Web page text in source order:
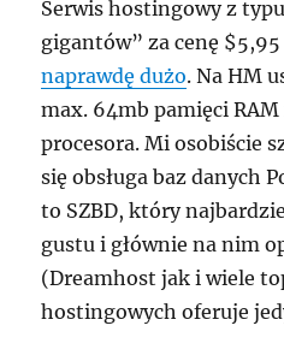
Serwis hostingowy z
gigantów” za cenę
naprawdę dużo. Na HM
max. 64mb pamięci
procesora. Mi osobiście
się obsługa baz danych
to SZBD, który
gustu i głównie na nim
(Dreamhost jak i wiele
hostingowych oferuje